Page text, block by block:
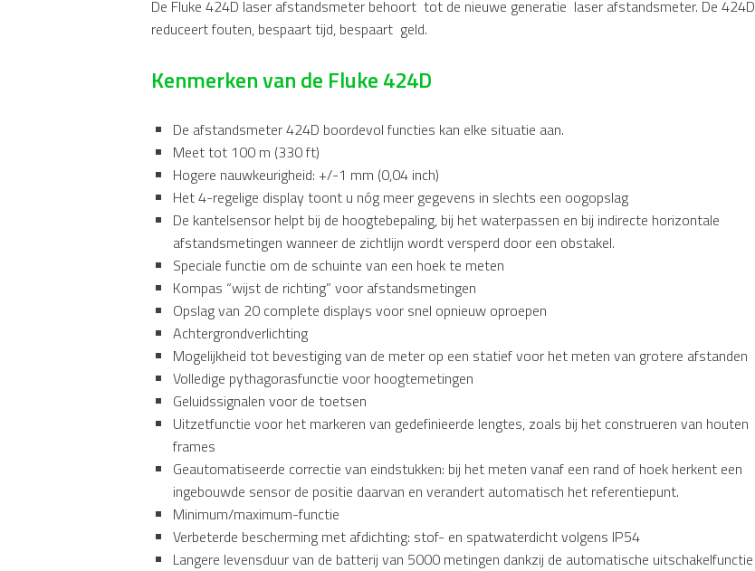
De Fluke 424D laser afstandsmeter behoort tot de nieuwe generatie laser afstandsmeter. De 424D
reduceert fouten, bespaart tijd, bespaart geld.
Kenmerken van de Fluke 424D
De afstandsmeter 424D boordevol functies kan elke situatie aan.
Meet tot 100 m (330 ft)
Hogere nauwkeurigheid: +/-1 mm (0,04 inch)
Het 4-regelige display toont u nóg meer gegevens in slechts een oogopslag
De kantelsensor helpt bij de hoogtebepaling, bij het waterpassen en bij indirecte horizontale
afstandsmetingen wanneer de zichtlijn wordt versperd door een obstakel.
Speciale functie om de schuinte van een hoek te meten
Kompas “wijst de richting” voor afstandsmetingen
Opslag van 20 complete displays voor snel opnieuw oproepen
Achtergrondverlichting
Mogelijkheid tot bevestiging van de meter op een statief voor het meten van grotere afstanden
Volledige pythagorasfunctie voor hoogtemetingen
Geluidssignalen voor de toetsen
Uitzetfunctie voor het markeren van gedefinieerde lengtes, zoals bij het construeren van houten
frames
Geautomatiseerde correctie van eindstukken: bij het meten vanaf een rand of hoek herkent een
ingebouwde sensor de positie daarvan en verandert automatisch het referentiepunt.
Minimum/maximum-functie
Verbeterde bescherming met afdichting: stof- en spatwaterdicht volgens IP54
Langere levensduur van de batterij van 5000 metingen dankzij de automatische uitschakelfunctie